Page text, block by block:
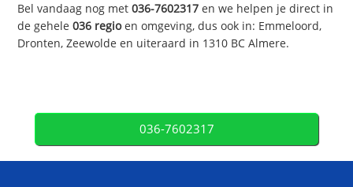
Bel vandaag nog met036-7602317 en we helpen je direct in
de gehele036 regioen omgeving, dus ook in: Emmeloord,
Dronten, Zeewolde en uiteraard in 1310 BC Almere.
036-7602317